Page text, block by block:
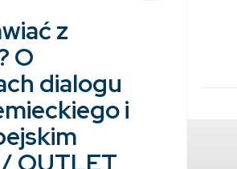
z
O
dialogu
i
OUTLET